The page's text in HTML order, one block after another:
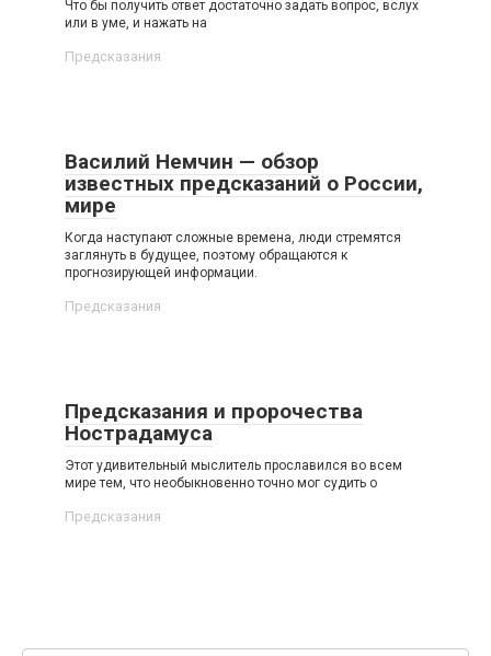
Что бы получить ответ достаточно задать вопрос, вслух
или в уме, и нажать на
Предсказания
Василий Немчин — обзор
известных предсказаний о России,
мире
Когда наступают сложные времена, люди стремятся
заглянуть в будущее, поэтому обращаются к
прогнозирующей информации.
Предсказания
Предсказания и пророчества
Нострадамуса
Этот удивительный мыслитель прославился во всем
мире тем, что необыкновенно точно мог судить о
Предсказания